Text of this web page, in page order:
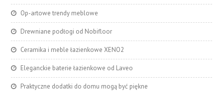
Op-artowe trendy meblowe
Drewniane podłogi od Nobifloor
Ceramika i meble łazienkowe XENO2
Eleganckie baterie łazienkowe od Laveo
Praktyczne dodatki do domu mogą być piękne